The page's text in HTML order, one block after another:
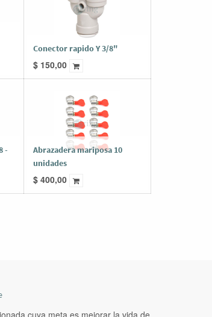
Conector rapido Y 3/8"
$ 150,00
-
Abrazadera mariposa 10
unidades
$ 400,00
cuya meta es mejorar la vida de